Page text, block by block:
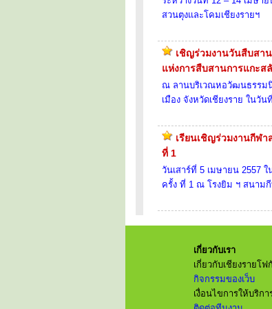
สวนตุงและโคมเชียงรายฯ
เชิญร่วมงานวันสืบสา
แห่งการสืบสานการแกะส
ณ ลานบริเวณหอวัฒนธรรม
เมือง จังหวัดเชียงราย ใน
เรียนเชิญร่วมงานกีฬ
ที่ 1
วันเสาร์ที่ 5 เมษายน 2557
ครั้ง ที่ 1 ณ โรงยิม ฯ สนาม
เกี่ยวกับเรา
เกี่ยวกับเชียงรายโฟ
กิจกรรมของเว็บ
เงื่อนไขการให้บริกา